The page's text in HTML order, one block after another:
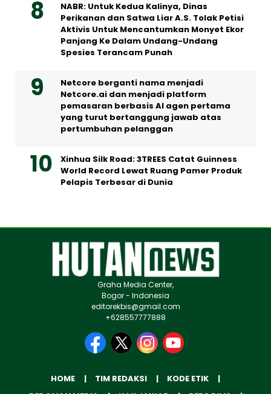
NABR: Untuk Kedua Kalinya, Dinas
Perikanan dan Satwa Liar A.S. Tolak Petisi
Aktivis Untuk Mencantumkan Monyet Ekor
Panjang Ke Dalam Undang-Undang
Spesies Terancam Punah
Netcore berganti nama menjadi
Netcore.ai dan menjadi platform
pemasaran berbasis AI agen pertama
yang turut bertanggung jawab atas
pertumbuhan pelanggan
Xinhua Silk Road: 3TREES Catat Guinness
World Record Lewat Ruang Pamer Produk
Pelapis Terbesar di Dunia
Graha Media Center,
Bogor - Indonesia
editorekbis@gmail.com
+628557777888
HOME TIM REDAKSI
KODE ETIK